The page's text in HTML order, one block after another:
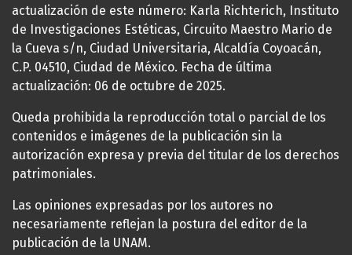
actualización de este número: Karla Richterich, Instituto
de Investigaciones Estéticas, Circuito Maestro Mario de
la Cueva s/n, Ciudad Universitaria, Alcaldía Coyoacán,
C.P. 04510, Ciudad de México. Fecha de última
actualización: 06 de octubre de 2025.
Queda prohibida la reproducción total o parcial de los
contenidos e imágenes de la publicación sin la
autorización expresa y previa del titular de los derechos
patrimoniales.
Las opiniones expresadas por los autores no
necesariamente reflejan la postura del editor de la
publicación de la UNAM.